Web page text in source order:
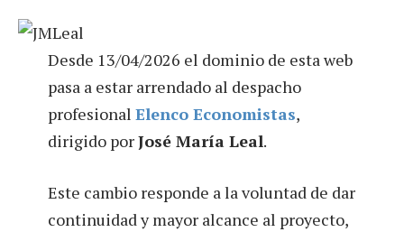
Desde 13/04/2026 el dominio de esta web
pasa a estar arrendado al despacho
profesional Elenco Economistas,
dirigido porJosé María Leal.
Este cambio responde a la voluntad de dar
continuidad y mayor alcance al proyecto,